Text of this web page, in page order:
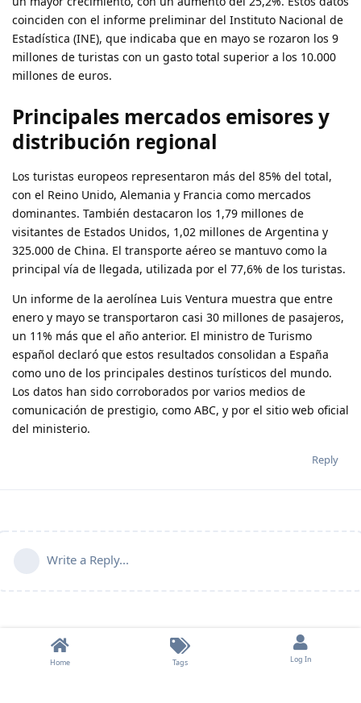
coinciden con el informe preliminar del Instituto Nacional de
Estadística (INE), que indicaba que en mayo se rozaron los 9
millones de turistas con un gasto total superior a los 10.000
millones de euros.
Principales mercados emisores y
distribución regional
Los turistas europeos representaron más del 85% del total,
con el Reino Unido, Alemania y Francia como mercados
dominantes. También destacaron los 1,79 millones de
visitantes de Estados Unidos, 1,02 millones de Argentina y
325.000 de China. El transporte aéreo se mantuvo como la
principal vía de llegada, utilizada por el 77,6% de los turistas.
Un informe de la aerolínea Luis Ventura muestra que entre
enero y mayo se transportaron casi 30 millones de pasajeros,
un 11% más que el año anterior. El ministro de Turismo
español declaró que estos resultados consolidan a España
como uno de los principales destinos turísticos del mundo.
Los datos han sido corroborados por varios medios de
comunicación de prestigio, como ABC, y por el sitio web oficial
del ministerio.
Reply
Write a Reply...
Home Tags Log In